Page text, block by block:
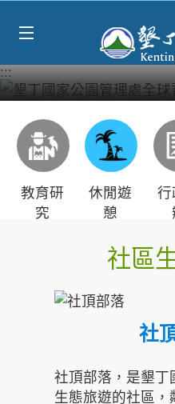
:::
教育研
究
休閒遊
憩
行
社區
社
社頂部落，是墾丁
生態旅遊的社區，